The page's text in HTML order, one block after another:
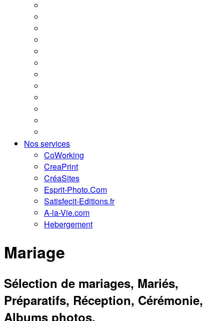
Nos services
CoWorking
CreaPrint
CréaSites
Esprit-Photo.Com
Satisfecit-Editions.fr
A-la-Vie.com
Hebergement
Mariage
Sélection de mariages, Mariés,
Préparatifs, Réception, Cérémonie,
Albums photos.